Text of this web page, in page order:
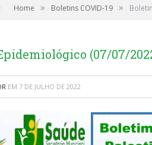
Home » Boletins COVID-19 »
(07/07/
EM 7 DE JULHO DE 2022